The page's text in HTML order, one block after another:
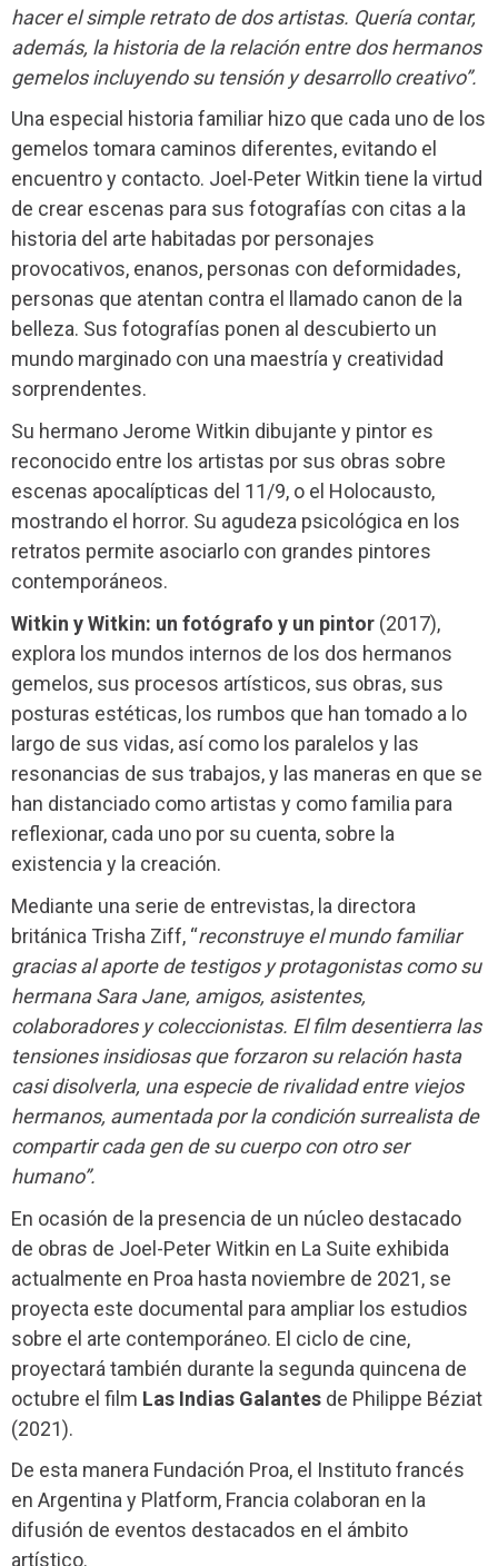
hacer el simple retrato de dos artistas. Quería contar,
además, la historia de la relación entre dos hermanos
gemelos incluyendo su tensión y desarrollo creativo”.
Una especial historia familiar hizo que cada uno de los
gemelos tomara caminos diferentes, evitando el
encuentro y contacto. Joel-Peter Witkin tiene la virtud
de crear escenas para sus fotografías con citas a la
historia del arte habitadas por personajes
provocativos, enanos, personas con deformidades,
personas que atentan contra el llamado canon de la
belleza. Sus fotografías ponen al descubierto un
mundo marginado con una maestría y creatividad
sorprendentes.
Su hermano Jerome Witkin dibujante y pintor es
reconocido entre los artistas por sus obras sobre
escenas apocalípticas del 11/9, o el Holocausto,
mostrando el horror. Su agudeza psicológica en los
retratos permite asociarlo con grandes pintores
contemporáneos.
Witkin y Witkin: un fotógrafo y un pintor (2017),
explora los mundos internos de los dos hermanos
gemelos, sus procesos artísticos, sus obras, sus
posturas estéticas, los rumbos que han tomado a lo
largo de sus vidas, así como los paralelos y las
resonancias de sus trabajos, y las maneras en que se
han distanciado como artistas y como familia para
reflexionar, cada uno por su cuenta, sobre la
existencia y la creación.
Mediante una serie de entrevistas, la directora
británica Trisha Ziff, “reconstruye el mundo familiar
gracias al aporte de testigos y protagonistas como su
hermana Sara Jane, amigos, asistentes,
colaboradores y coleccionistas. El film desentierra las
tensiones insidiosas que forzaron su relación hasta
casi disolverla, una especie de rivalidad entre viejos
hermanos, aumentada por la condición surrealista de
compartir cada gen de su cuerpo con otro ser
humano”.
En ocasión de la presencia de un núcleo destacado
de obras de Joel-Peter Witkin en La Suite exhibida
actualmente en Proa hasta noviembre de 2021, se
proyecta este documental para ampliar los estudios
sobre el arte contemporáneo. El ciclo de cine,
proyectará también durante la segunda quincena de
octubre el film Las Indias Galantes de Philippe Béziat
(2021).
De esta manera Fundación Proa, el Instituto francés
en Argentina y Platform, Francia colaboran en la
difusión de eventos destacados en el ámbito
artístico.